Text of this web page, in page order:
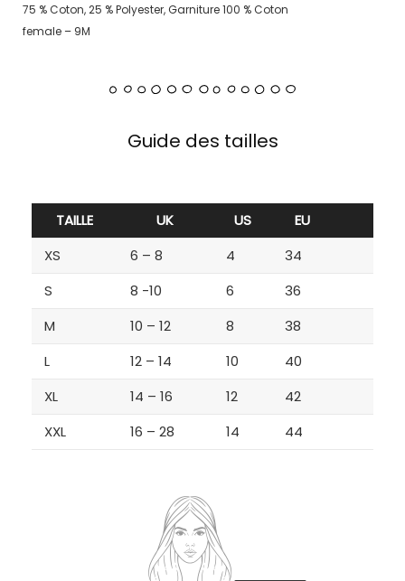
75 % Coton, 25 % Polyester, Garniture 100 % Coton
female – 9M
Guide des tailles
TAILLE UK US
EU
XS
6 – 8 4
34
S
8 -10 6
36
M
10 – 12 8
38
L
12 – 14 10
40
XL
14 – 16 12
42
XXL
16 – 28 14 44